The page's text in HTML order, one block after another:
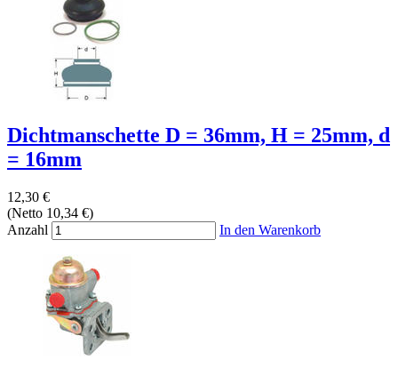
Dichtmanschette D = 36mm, H = 25mm, d
= 16mm
12,30 €
(Netto 10,34 €)
Anzahl
In den Warenkorb